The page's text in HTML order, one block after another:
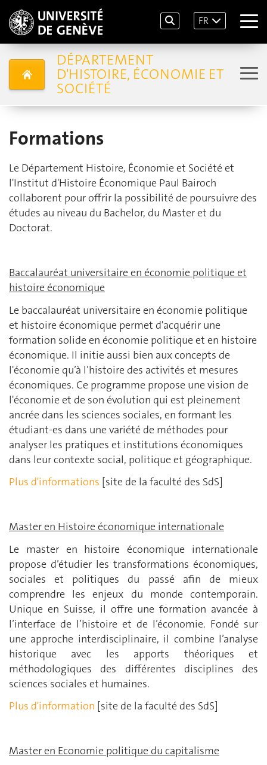
FR
DÉPARTEMENT
D'HISTOIRE, ÉCONOMIE ET
SOCIÉTÉ
Formations
Le Département Histoire, Économie et Société et
l'Institut d'Histoire Économique Paul Bairoch
collaborent pour offrir la possibilité de poursuivre des
études au niveau du Bachelor, du Master et du
Doctorat.
Baccalauréat universitaire en économie politique et
histoire économique
Le baccalauréat universitaire en économie politique
et histoire économique permet d'acquérir une
formation solide en économie politique et en histoire
économique. Il initie aussi bien aux concepts de
l'économie qu’à l’histoire des activités et mesures
économiques. Ce programme propose une vision de
l'économie et de son évolution qui est pleinement
ancrée dans les sciences sociales, en formant les
étudiant-es dans une variété de méthodes pour
analyser les pratiques et institutions économiques
dans leur contexte social, politique et géographique.
Plus d'informations [site de la faculté des SdS]
Master en Histoire économique internationale
Le master en histoire économique internationale
propose d’étudier les transformations économiques,
sociales et politiques du passé afin de mieux
comprendre les enjeux du monde contemporain.
Unique en Suisse, il offre une formation avancée à
l’interface de l’histoire et de l’économie. Fondé sur
une approche interdisciplinaire, il combine l’analyse
historique avec les apports théoriques et
méthodologiques des différentes disciplines des
sciences sociales et humaines.
Plus d'information [site de la faculté des SdS]
Master en Economie politique du capitalisme